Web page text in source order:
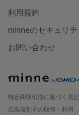
利用規約
minneのセキュリテ
お問い合わせ
特定商取引法に基づく表記
広告識別子の取得・利用